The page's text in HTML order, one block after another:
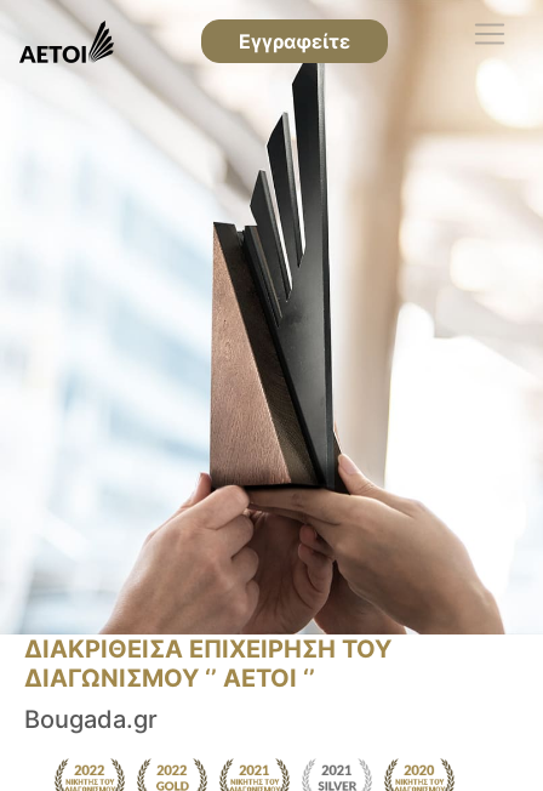
Εγγραφείτε
ΔΙΑΚΡΙΘΕΙΣΑ ΕΠΙΧΕΙΡΗΣΗ ΤΟΥ
ΔΙΑΓΩΝΙΣΜΟΥ ‘’ ΑΕΤΟΙ ‘’
Bougada.gr